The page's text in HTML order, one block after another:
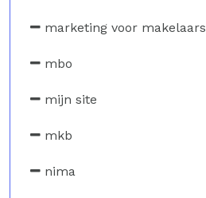
marketing voor makelaars
mbo
mijn site
mkb
nima